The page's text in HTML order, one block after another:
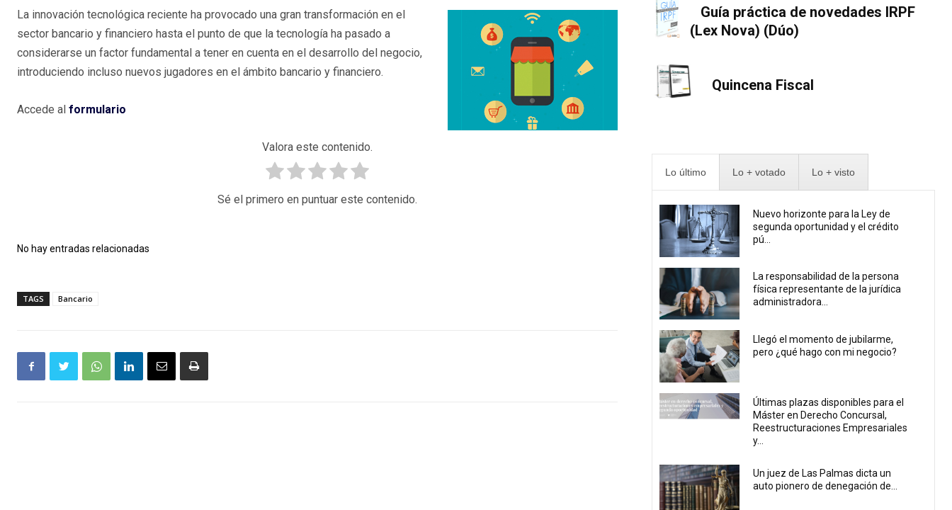
La innovación tecnológica reciente ha provocado una gran transformación en el
sector bancario y financiero hasta el punto de que la tecnología ha pasado a
considerarse un factor fundamental a tener en cuenta en el desarrollo del negocio,
introduciendo incluso nuevos jugadores en el ámbito bancario y financiero.
Accede al formulario
Valora este contenido.
Sé el primero en puntuar este contenido.
No hay entradas relacionadas
TAGS Bancario
Guía práctica de novedades IRPF
(Lex Nova) (Dúo)
Quincena Fiscal
Lo último Lo + votado Lo + visto
Nuevo horizonte para la Ley de
segunda oportunidad y el crédito
pú...
La responsabilidad de la persona
física representante de la jurídica
administradora...
Llegó el momento de jubilarme,
pero ¿qué hago con mi negocio?
Últimas plazas disponibles para el
Máster en Derecho Concursal,
Reestructuraciones Empresariales
y...
Un juez de Las Palmas dicta un
auto pionero de denegación de...